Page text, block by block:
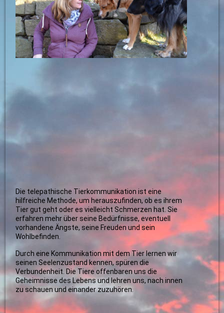
Die telepathische Tierkommunikation ist eine
hilfreiche Methode, um herauszufinden, ob es ihrem
Tier gut geht oder es vielleicht Schmerzen hat. Sie
erfahren mehr über seine Bedürfnisse, eventuell
vorhandene Ängste, seine Freuden und sein
Wohlbefinden.
Durch eine Kommunikation mit dem Tier lernen wir
seinen Seelenzustand kennen, spüren die
Verbundenheit. Die Tiere offenbaren uns die
Geheimnisse des Lebens und lehren uns, nach innen
zu schauen und einander zuzuhören.